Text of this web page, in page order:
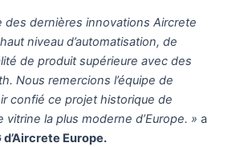
des dernières innovations Aircrete
niveau d’automatisation, de
de produit supérieure avec des
Nous remercions l’équipe de
confié ce projet historique de
vitrine la plus moderne d’Europe. » a
d’Aircrete Europe.